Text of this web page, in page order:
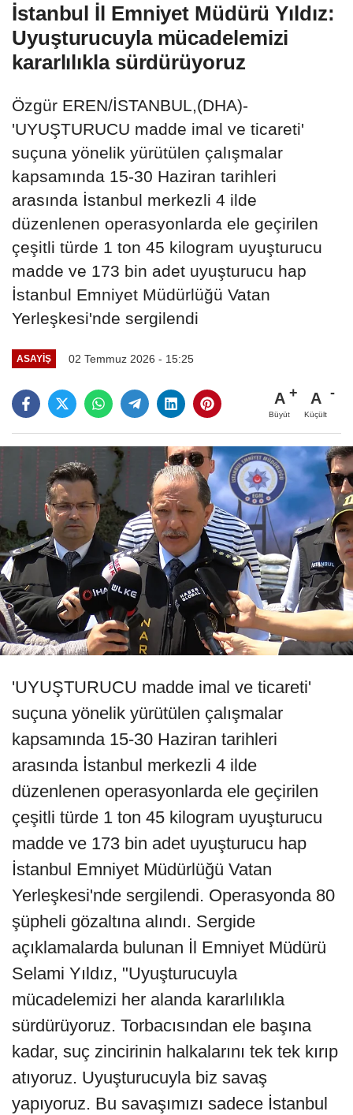
İstanbul İl Emniyet Müdürü Yıldız:
Uyuşturucuyla mücadelemizi
kararlılıkla sürdürüyoruz
Özgür EREN/İSTANBUL,(DHA)-
'UYUŞTURUCU madde imal ve ticareti'
suçuna yönelik yürütülen çalışmalar
kapsamında 15-30 Haziran tarihleri
arasında İstanbul merkezli 4 ilde
düzenlenen operasyonlarda ele geçirilen
çeşitli türde 1 ton 45 kilogram uyuşturucu
madde ve 173 bin adet uyuşturucu hap
İstanbul Emniyet Müdürlüğü Vatan
Yerleşkesi'nde sergilendi
ASAYIŞ 02 Temmuz 2026 - 15:25
A
Büyüt
A
Küçült
'UYUŞTURUCU madde imal ve ticareti'
suçuna yönelik yürütülen çalışmalar
kapsamında 15-30 Haziran tarihleri
arasında İstanbul merkezli 4 ilde
düzenlenen operasyonlarda ele geçirilen
çeşitli türde 1 ton 45 kilogram uyuşturucu
madde ve 173 bin adet uyuşturucu hap
İstanbul Emniyet Müdürlüğü Vatan
Yerleşkesi'nde sergilendi. Operasyonda 80
şüpheli gözaltına alındı. Sergide
açıklamalarda bulunan İl Emniyet Müdürü
Selami Yıldız, "Uyuşturucuyla
mücadelemizi her alanda kararlılıkla
sürdürüyoruz. Torbacısından ele başına
kadar, suç zincirinin halkalarını tek tek kırıp
atıyoruz. Uyuşturucuyla biz savaş
yapıyoruz. Bu savaşımızı sadece İstanbul